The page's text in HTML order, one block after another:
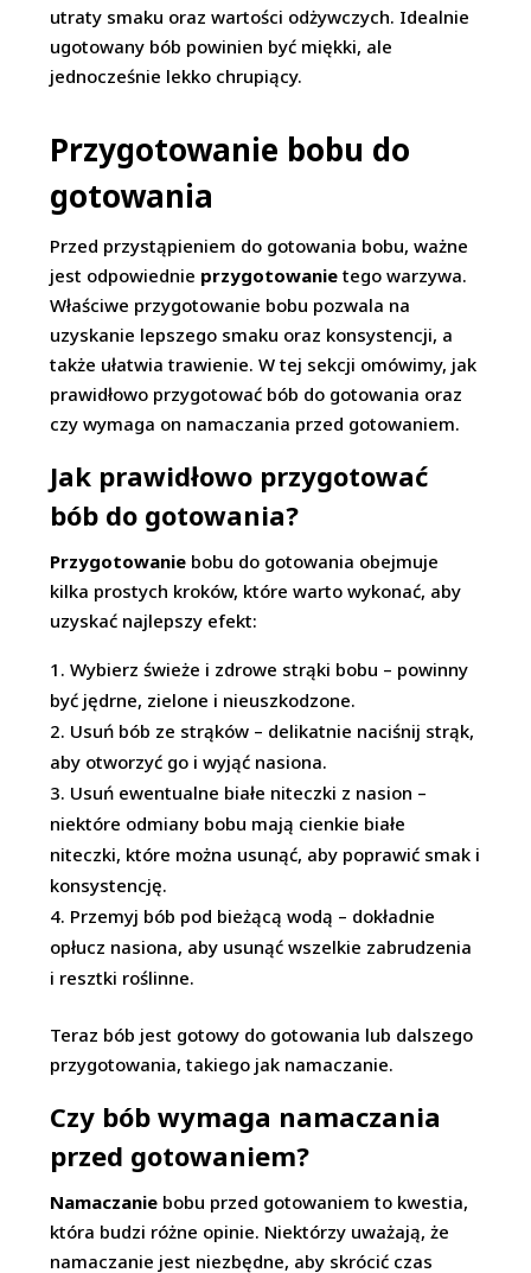
utraty smaku oraz wartości odżywczych. Idealnie
ugotowany bób powinien być miękki, ale
jednocześnie lekko chrupiący.
Przygotowanie bobu do
gotowania
Przed przystąpieniem do gotowania bobu, ważne
jest odpowiednie przygotowanie tego warzywa.
Właściwe przygotowanie bobu pozwala na
uzyskanie lepszego smaku oraz konsystencji, a
także ułatwia trawienie. W tej sekcji omówimy, jak
prawidłowo przygotować bób do gotowania oraz
czy wymaga on namaczania przed gotowaniem.
Jak prawidłowo przygotować
bób do gotowania?
Przygotowanie bobu do gotowania obejmuje
kilka prostych kroków, które warto wykonać, aby
uzyskać najlepszy efekt:
Wybierz świeże i zdrowe strąki bobu – powinny
być jędrne, zielone i nieuszkodzone.
Usuń bób ze strąków – delikatnie naciśnij strąk,
aby otworzyć go i wyjąć nasiona.
Usuń ewentualne białe niteczki z nasion –
niektóre odmiany bobu mają cienkie białe
niteczki, które można usunąć, aby poprawić smak i
konsystencję.
Przemyj bób pod bieżącą wodą – dokładnie
opłucz nasiona, aby usunąć wszelkie zabrudzenia
i resztki roślinne.
Teraz bób jest gotowy do gotowania lub dalszego
przygotowania, takiego jak namaczanie.
Czy bób wymaga namaczania
przed gotowaniem?
Namaczanie bobu przed gotowaniem to kwestia,
która budzi różne opinie. Niektórzy uważają, że
namaczanie jest niezbędne, aby skrócić czas